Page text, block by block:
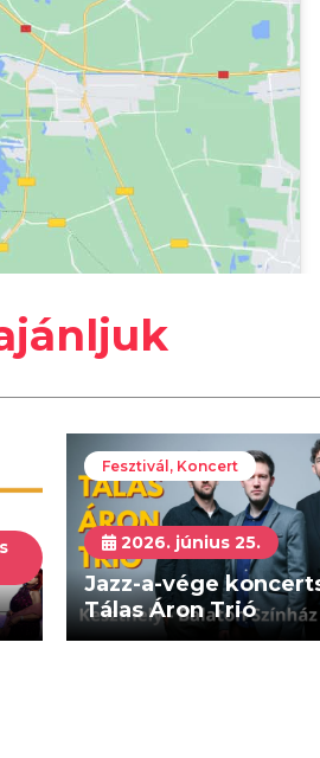
Keszthely
Fesztivál, Koncert
2026. június 25.
Jazz-a-vége
Tálas Áron Trió